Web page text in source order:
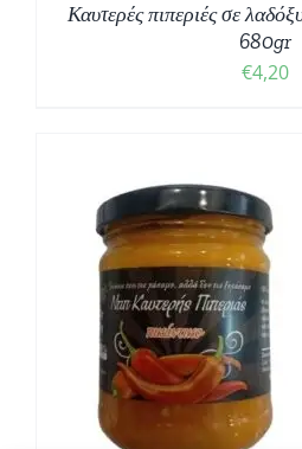
Καυτερές πιπεριές σε
680gr
€4,20